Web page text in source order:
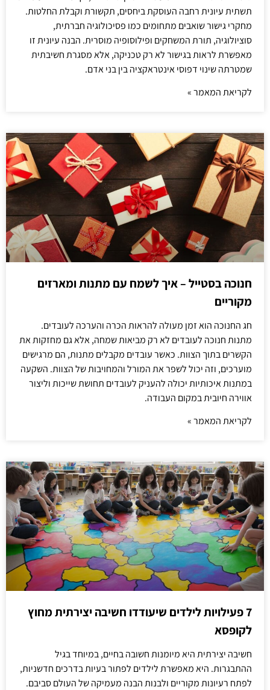
תשתית עיונית רחבה העוסקת ביחסים, תקשורת וקבלת החלטות.
מחקרי גישור שואבים מתחומים כמו פסיכולוגיה חברתית,
סוציולוגיה, תורת המשחקים ופילוסופיה מוסרית. הבנה עיונית זו
מאפשרת לראות בגישור לא רק טכניקה, אלא מסגרת חשיבתית
שמטרתה שינוי דפוסי אינטראקציה בין בני אדם.
לקריאת המאמר »
חנוכה בסטייל – איך לשמח עם מתנות ומארזים
מקוריים
חג החנוכה הוא זמן מעולה להראות הכרה והערכה לעובדים.
מתנות חנוכה לעובדים לא רק מביאות שמחה, אלא גם מחזקות את
הקשרים בתוך הצוות. כאשר עובדים מקבלים מתנות, הם מרגישים
מוערכים, וזה יכול לשפר את המורל והמחויבות של הצוות. השקעה
במתנות איכותיות יכולה להעניק לעובדים תחושת שייכות וליצור
אווירה חיובית במקום העבודה.
לקריאת המאמר »
7 פעילויות לילדים שיעודדו חשיבה יצירתית מחוץ
לקופסא
חשיבה יצירתית היא מיומנות חשובה בחיים, במיוחד בגיל
ההתבגרות. היא מאפשרת לילדים לפתור בעיות בדרכים חדשניות,
לפתח רעיונות מקוריים ולבנות הבנה מעמיקה של העולם סביבם.